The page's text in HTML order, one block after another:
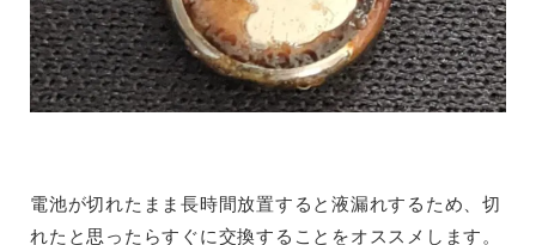
電池が切れたまま長時間放置すると液漏れするため、切
れたと思ったらすぐに交換することをオススメします。